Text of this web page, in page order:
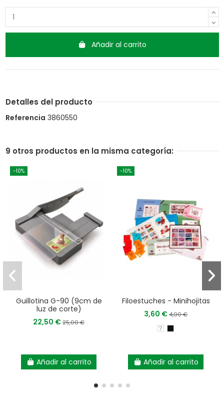
Añadir al carrito
Detalles del producto
Referencia 3860550
9 otros productos en la misma categoría:
-10%
Guillotina G-90 (9cm de
luz de corte)
22,50 €25,00 €
Añadir al carrito
-10%
Filoestuches - Minihojitas
3,60 €4,00 €
Añadir al carrito